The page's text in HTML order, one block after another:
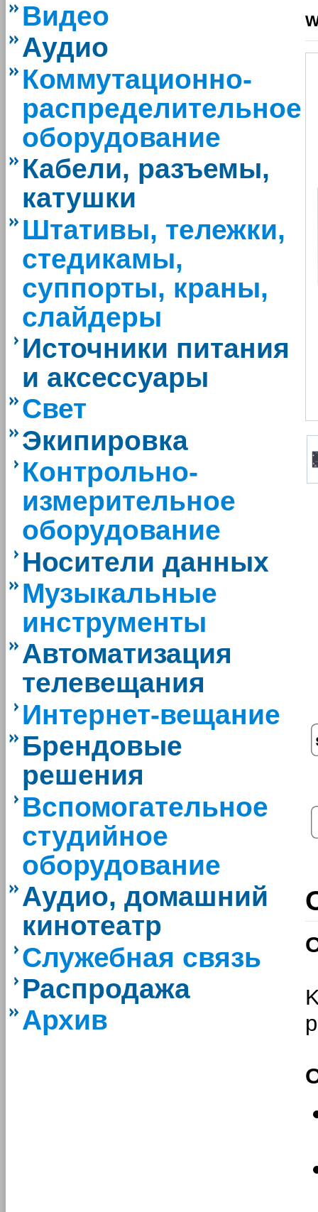
Видео
Аудио
Коммутационно-
распределительное
оборудование
Кабели, разъемы,
катушки
Штативы, тележки,
стедикамы,
суппорты, краны,
слайдеры
Источники питания
и аксессуары
Свет
Экипировка
Контрольно-
измерительное
оборудование
Носители данных
Музыкальные
инструменты
Автоматизация
телевещания
Интернет-вещание
Брендовые
решения
Вспомогательное
студийное
оборудование
Аудио, домашний
кинотеатр
Служебная связь
Распродажа
Архив